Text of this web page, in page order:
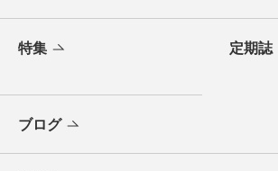
特集 定期誌
ブログ